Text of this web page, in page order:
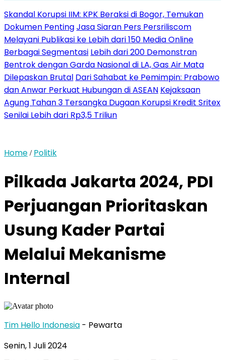
Skandal Korupsi IIM: KPK Beraksi di Bogor, Temukan
Dokumen PentingJasa Siaran Pers Persriliscom
Melayani Publikasi ke Lebih dari 150 Media Online
Berbagai Segmentasi Lebih dari 200 Demonstran
Bentrok dengan Garda Nasional di LA, Gas Air Mata
Dilepaskan Brutal Dari Sahabat ke Pemimpin: Prabowo
dan Anwar Perkuat Hubungan di ASEAN Kejaksaan
Agung Tahan 3 Tersangka Dugaan Korupsi Kredit Sritex
Senilai Lebih dari Rp3,5 Triliun
Home / Politik
Pilkada Jakarta 2024, PDI
Perjuangan Prioritaskan
Usung Kader Partai
Melalui Mekanisme
Internal
Tim Hello Indonesia - Pewarta
Senin, 1 Juli 2024